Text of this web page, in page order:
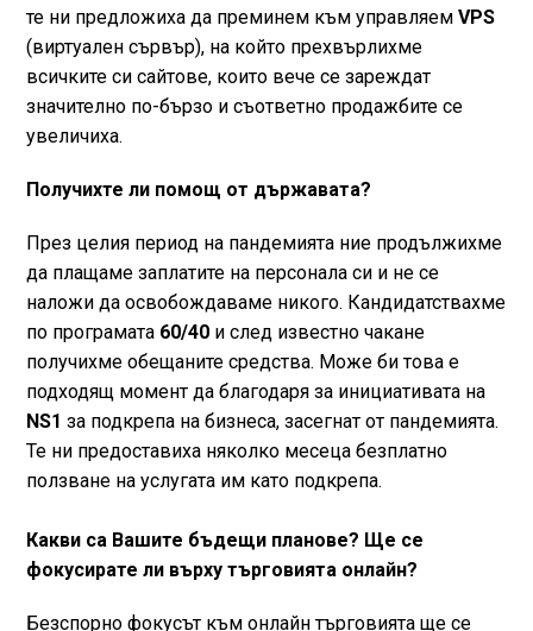
те ни предложиха да преминем към управляем VPS
(виртуален сървър), на който прехвърлихме
всичките си сайтове, които вече се зареждат
значително по-бързо и съответно продажбите се
увеличиха.
Получихте ли помощ от държавата?
През целия период на пандемията ние продължихме
да плащаме заплатите на персонала си и не се
наложи да освобождаваме никого. Кандидатствахме
по програмата 60/40и след известно чакане
получихме обещаните средства. Може би това е
подходящ момент да благодаря за инициативата на
NS1 за подкрепа на бизнесa, засегнат от пандемията.
Те ни предоставиха няколко месеца безплатно
ползване на услугата им като подкрепа.
Какви са Вашите бъдещи планове? Ще се
фокусирате ли върху търговията онлайн?
Безспорно фокусът към онлайн търговията ще се